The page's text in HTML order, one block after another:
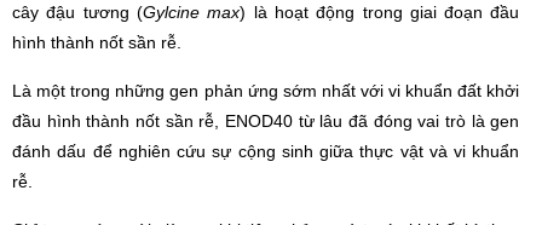
cây đậu tương (Gylcine max) là hoạt động trong giai đoạn đầu
hình thành nốt sần rễ.
Là một trong những gen phản ứng sớm nhất với vi khuẩn đất khởi
đầu hình thành nốt sần rễ, ENOD40 từ lâu đã đóng vai trò là gen
đánh dấu để nghiên cứu sự cộng sinh giữa thực vật và vi khuẩn
rễ.